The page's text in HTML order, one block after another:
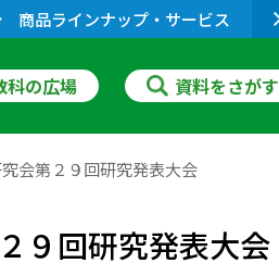
商品ラインナップ・サービス
科の広場 資料をさがす
会第２９回研究発表大会
９回研究発表大会